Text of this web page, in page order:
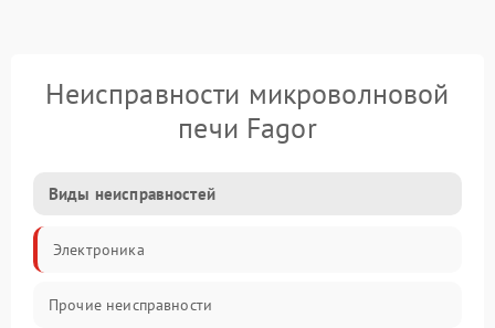
Неисправности микроволновой
печи Fagor
Виды неисправностей
Электроника
Прочие неисправности